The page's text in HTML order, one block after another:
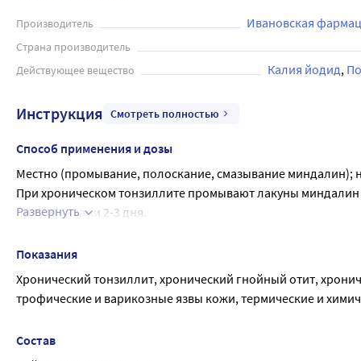
Производитель Ивановская
Страна производитель
Действующее вещество Калия йодид
Инструкция Смотреть полностью
Способ применения и дозы
Местно (промывание, полоскание, смазывание
При хроническом тонзиллите промывают лакуны
промежутками 2-3 дня.
При хронических гнойных отитах: ежедневное
При лечении хронического атрофического ринита после
полости носа и глотки 2-3 раза в неделю в течение 2-3
момент впрыскивания рекомендуется задержать дыхание.
использования препарата снимать головку распылителя с
Развернуть
Показания
Хронический тонзиллит, хронический гнойный отит,
трофические и варикозные язвы кожи, термические и
Состав